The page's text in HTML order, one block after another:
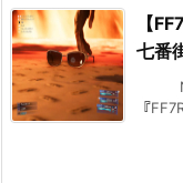
【
七番
『